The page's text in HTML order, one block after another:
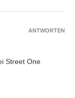
Street One
ANTWORTEN